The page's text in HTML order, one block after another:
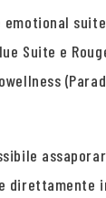
Suite e
direttamente